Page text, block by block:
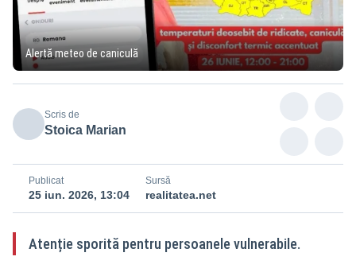
Alertă meteo de caniculă
Scris de
Stoica Marian
Publicat
25 iun. 2026, 13:04
Sursă
realitatea.net
Atenție sporită pentru persoanele vulnerabile.